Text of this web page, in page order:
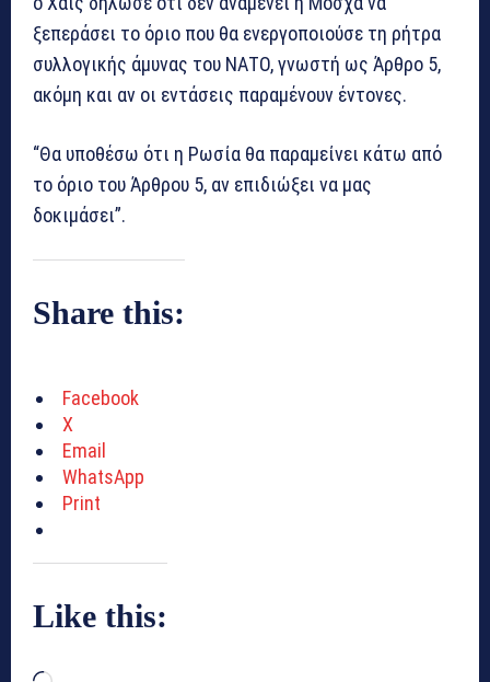
ξεπεράσει το όριο που θα ενεργοποιούσε τη ρήτρα
συλλογικής άμυνας του ΝΑΤΟ, γνωστή ως Άρθρο 5,
ακόμη και αν οι εντάσεις παραμένουν έντονες.
“Θα υποθέσω ότι η Ρωσία θα παραμείνει κάτω από
το όριο του Άρθρου 5, αν επιδιώξει να μας
δοκιμάσει”.
Share this:
Facebook
X
Email
WhatsApp
Print
Like this: